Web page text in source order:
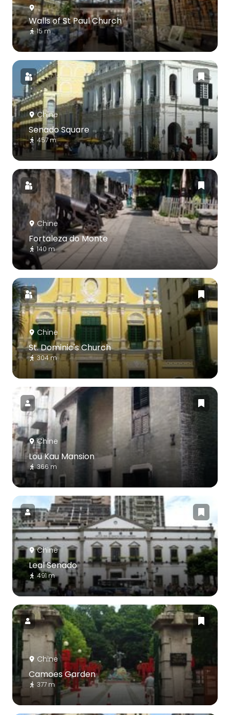
Walls of St Paul Church
15 m
Chine
Senado Square
457 m
Chine
Fortaleza do Monte
140 m
Chine
St. Dominic's Church
304 m
Chine
Lou Kau Mansion
366 m
Chine
Leal Senado
491 m
Chine
Camoes Garden
377 m